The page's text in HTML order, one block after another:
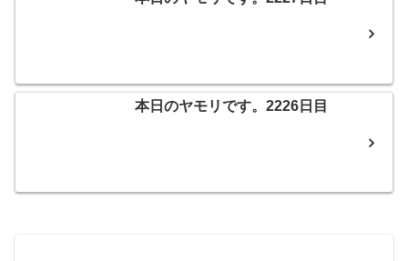
本日のヤモリです。2226日目